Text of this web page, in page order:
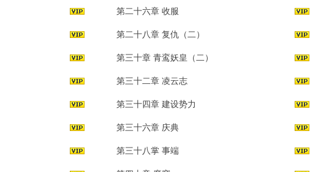
第二十六章 收服
第二十八章 复仇（二）
第三十章 青鸾妖皇（二）
第三十二章 凌云志
第三十四章 建设势力
第三十六章 庆典
第三十八掌 事端